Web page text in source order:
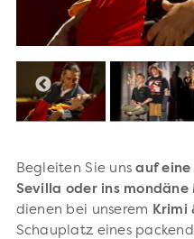
Begleiten Sie unsauf eine
Sevilla oder ins mondäne
dienen bei unserem Krimi
Schauplatz eines